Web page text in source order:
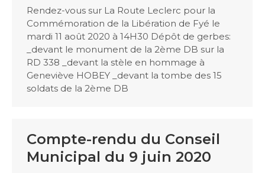
Rendez-vous sur La Route Leclerc pour la
Commémoration de la Libération de Fyé le
mardi 11 août 2020 à 14H30 Dépôt de gerbes:
_devant le monument de la 2ème DB sur la
RD 338 _devant la stèle en hommage à
Geneviève HOBEY _devant la tombe des 15
soldats de la 2ème DB
Compte-rendu du Conseil
Municipal du 9 juin 2020